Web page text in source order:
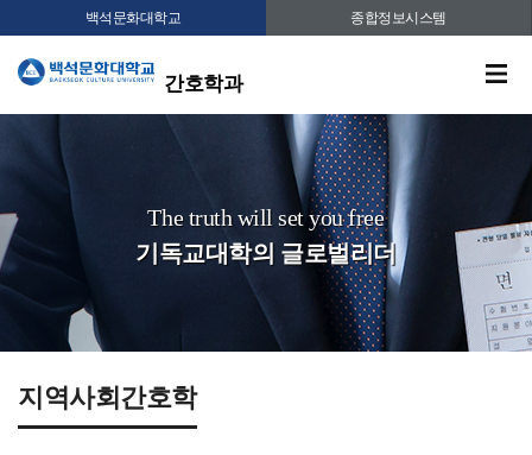
백석문화대학교 종합정보시스템
간호학과
The truth will set you free
기독교대학의 글로벌리더
지역사회간호학